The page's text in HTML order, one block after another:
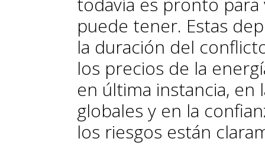
puede tener. Estas
la duración del
los precios de la
en última instancia, en
globales y en la
los riesgos están